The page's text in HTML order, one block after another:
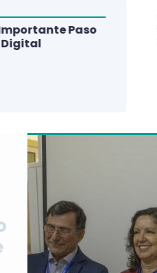
Paso
Digital